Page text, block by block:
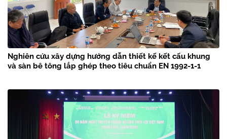
Nghiên cứu xây dựng hướng dẫn thiết kế kết cấu khung
và sàn bê tông lắp ghép theo tiêu chuẩn EN 1992-1-1